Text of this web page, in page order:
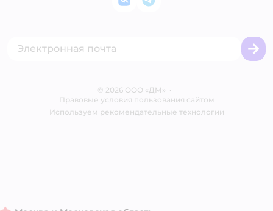
Политика использования файлов cookie
Оплата Мокка
Блог
Корм для собак
© 2026 ООО «ДМ» •
Правовые условия пользования сайтом
Используем рекомендательные технологии
ВКонтакте
Telegram